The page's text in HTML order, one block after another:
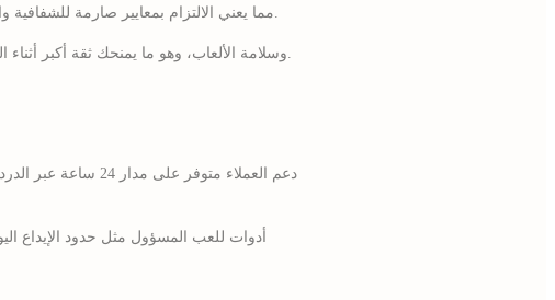
ذلك، يحصل الموقع على ترخيص من هيئة المراهنات في قبرص (Cyprus Gaming Commission)، مما يعني الالتزام بمعايير صارمة للشفافية واللعب النزيه.
تُجرى اختبارات دورية من قبل شركات مستقلة مثل iTech Labs للتحقق من معدل العائد لللاعب (RTP) وسلامة الألعاب، وهو ما يمنحك ثقة أكبر أثناء اللعب.
دعم العملاء